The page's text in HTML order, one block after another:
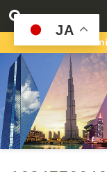
Hult
JA